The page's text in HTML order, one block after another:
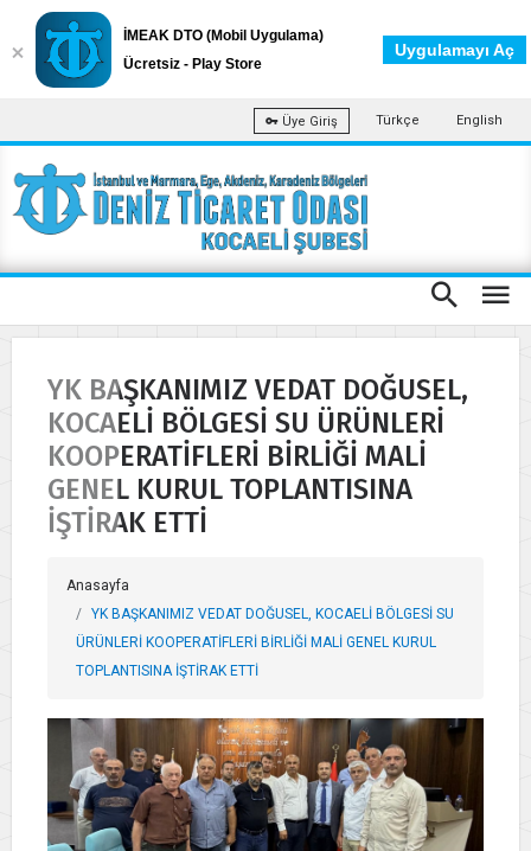
Üye Giriş Türkçe English
YK BAŞKANIMIZ VEDAT DOĞUSEL,
KOCAELİ BÖLGESİ SU ÜRÜNLERİ
KOOPERATİFLERİ BİRLİĞİ MALİ
GENEL KURUL TOPLANTISINA
İŞTİRAK ETTİ
Anasayfa
YK BAŞKANIMIZ VEDAT DOĞUSEL, KOCAELİ BÖLGESİ SU
ÜRÜNLERİ KOOPERATİFLERİ BİRLİĞİ MALİ GENEL KURUL
TOPLANTISINA İŞTİRAK ETTİ
İMEAK DTO (Mobil Uygulama)
Ücretsiz - Play Store
Uygulamayı Aç